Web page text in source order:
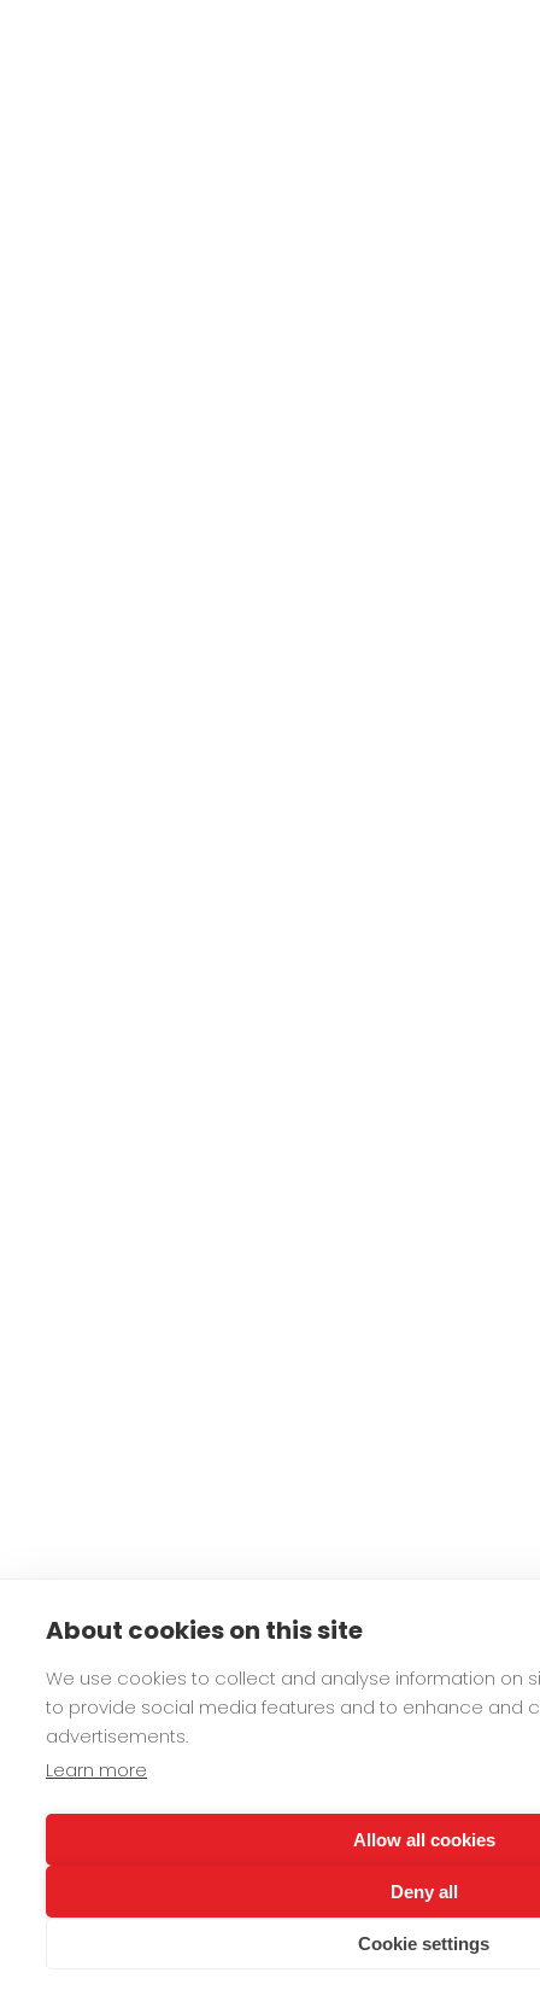
About cookies on this site
We use cookies to collect and analyse information on
to provide social media features and to enhance and
advertisements.
Learn more
Allow all cookies
Deny all
Cookie settings